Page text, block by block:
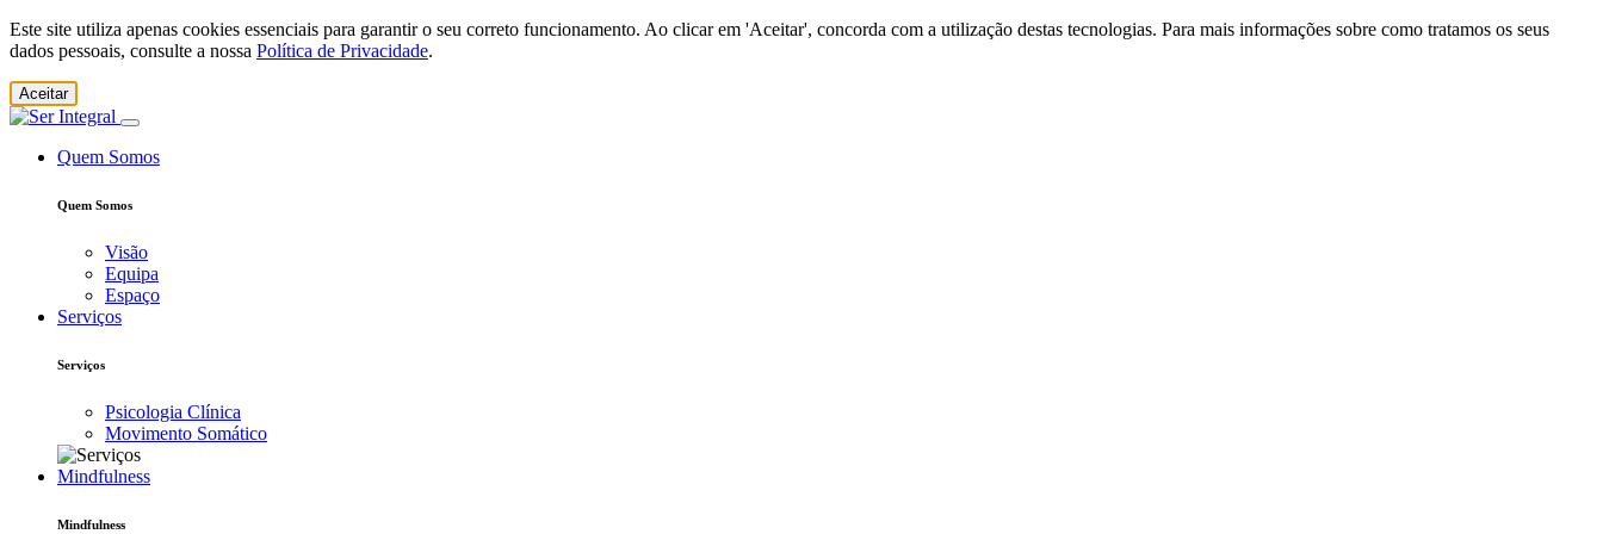
Este site utiliza apenas cookies essenciais para garantir o seu correto funcionamento. Ao clicar em 'Aceitar', concorda com a utilização destas tecnologias. Para mais informações sobre como tratamos os seus
dados pessoais, consulte a nossa Política de Privacidade.
Aceitar
Quem Somos
Quem Somos
Visão
Equipa
Espaço
Serviços
Serviços
Psicologia Clínica
Movimento Somático
Mindfulness
Mindfulness